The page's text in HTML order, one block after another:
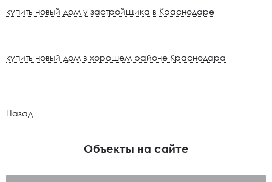
купить новый дом у застройщика в Краснодаре
купить новый дом в хорошем районе Краснодара
Назад
Объекты на сайте